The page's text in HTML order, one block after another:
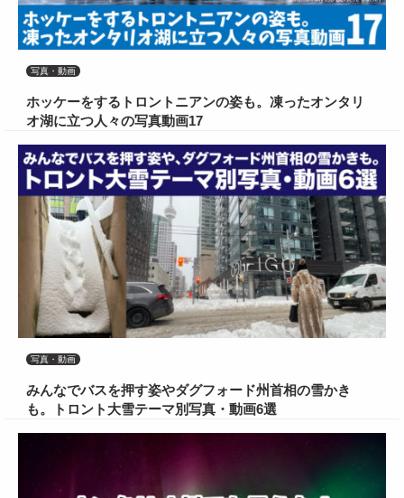
写真・動画
ホッケーをするトロントニアンの姿も。凍ったオンタリ
オ湖に立つ人々の写真動画17
写真・動画
みんなでバスを押す姿やダグフォード州首相の雪かき
も。トロント大雪テーマ別写真・動画6選